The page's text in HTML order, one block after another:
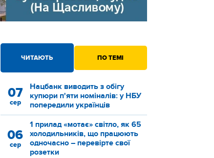
ЧИТАЮТЬ ПО ТЕМІ
07
сер
Нацбанк виводить з обігу
купюри п'яти номіналів: у НБУ
попередили українців
06
сер
1 прилад «мотає» світло, як 65
холодильників, що працюють
одночасно – перевірте свої
розетки